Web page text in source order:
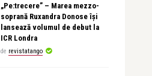
„Pe:trecere” – Marea mezzo-
soprană Ruxandra Donose își
lansează volumul de debut la
ICR Londra
de revistatango